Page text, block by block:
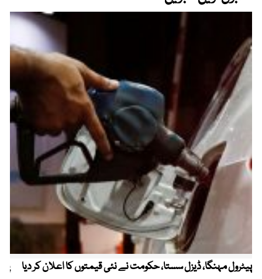
پیٹرول مہنگا، ڈیزل سستا، حکومت نے نئی قیمتوں کا اعلان کر دیا